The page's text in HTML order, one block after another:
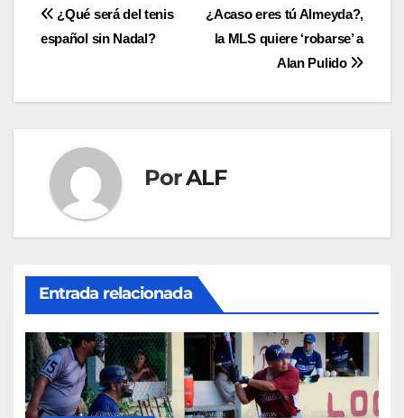
Navegación
de
entradas
¿Acaso eres tú Almeyda?,
la MLS quiere ‘robarse’ a
Alan Pulido
¿Qué será del tenis
español sin Nadal?
PorALF
Entrada relacionada